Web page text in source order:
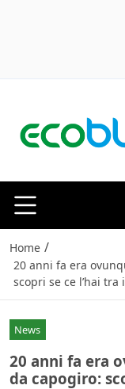
Home /
20 anni fa era
scopri se ce l’hai
News
20 anni fa era
da capogiro: